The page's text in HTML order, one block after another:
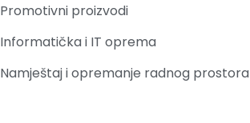
Promotivni proizvodi
Informatička i IT oprema
Namještaj i opremanje radnog prostora